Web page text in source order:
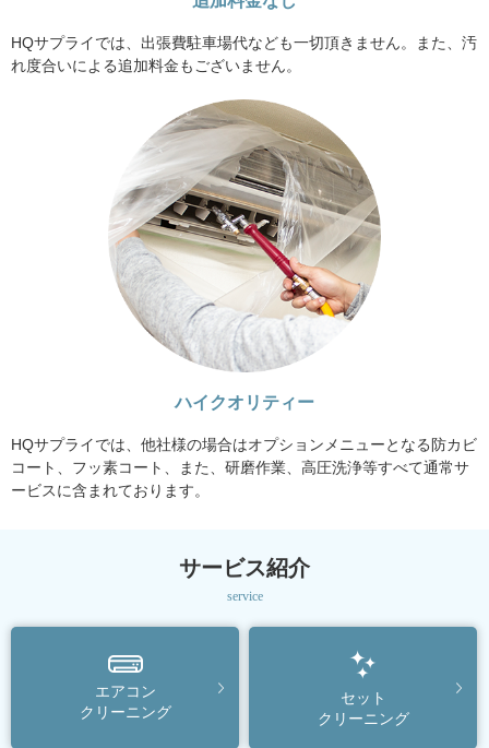
HQサプライでは、出張費駐車場代なども一切頂きません。また、汚
れ度合いによる追加料金もございません。
ハイクオリティー
HQサプライでは、他社様の場合はオプションメニューとなる防カビ
コート、フッ素コート、また、研磨作業、高圧洗浄等すべて通常サ
ービスに含まれております。
サービス紹介
service
エアコン
クリーニング
セット
クリーニング